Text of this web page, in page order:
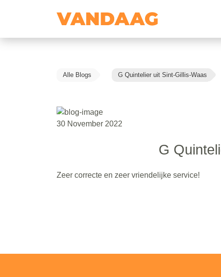
Alle Blogs G Quintelier uit Sint-Gillis-Waas
30 November 2022
G
Zeer correcte en zeer vriendelijke service!